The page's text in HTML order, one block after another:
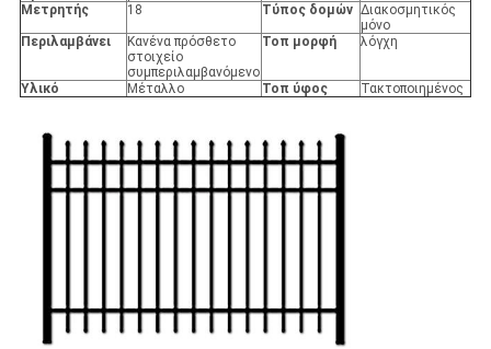
Μετρητής 18 Τύπος δομών Διακοσμητικός
μόνο
Περιλαμβάνει
Κανένα πρόσθετο
στοιχείο
συμπεριλαμβανόμενο
Τοπ μορφή λόγχη
Υλικό Μέταλλο Τοπ ύφος Τακτοποιημένος